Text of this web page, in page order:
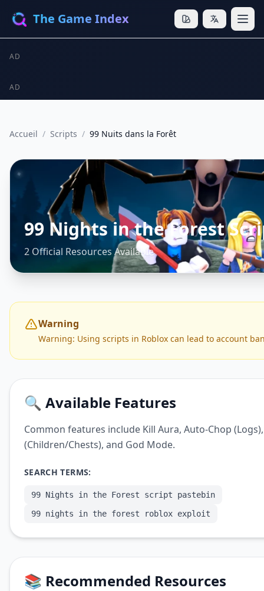
The Game Index
AD
AD
Accueil / Scripts / 99 Nuits dans la Forêt
99 Nights in the Forest
2 Official Resources Available
Warning
Warning: Using scripts in Roblox can lead to account
🔍 Available Features
Common features include Kill Aura, Auto-Chop
(Children/Chests), and God Mode.
SEARCH TERMS:
99 Nights in the Forest script pastebin
99 nights in the forest roblox exploit
📚 Recommended Resources